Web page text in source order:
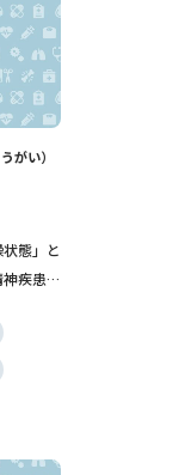
がい
態」と
疾患で
と精神
とが可